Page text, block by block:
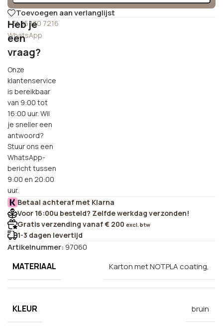
Toevoegen aan verlanglijst
+31 85 130 7216
WhatsApp
Heb je
een
vraag?
Onze
klantenservice
is bereikbaar
van 9:00 tot
16:00 uur. Wil
je sneller een
antwoord?
Stuur ons een
WhatsApp-
bericht tussen
9:00 en 20:00
uur.
Betaal achteraf met Klarna
Voor 16:00u besteld? Zelfde werkdag verzonden!
Gratis verzending vanaf € 200 excl. btw
1-3 dagen levertijd
Artikelnummer: 97060
MATERIAAL Karton met NOTPLA coating,
KLEUR bruin